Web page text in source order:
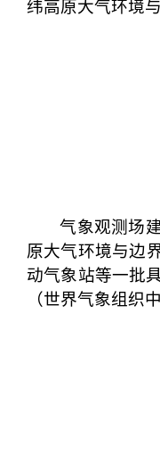
纬高原大气环境
气象观测场
原大气环境与边
动气象站等一批
（世界气象组织